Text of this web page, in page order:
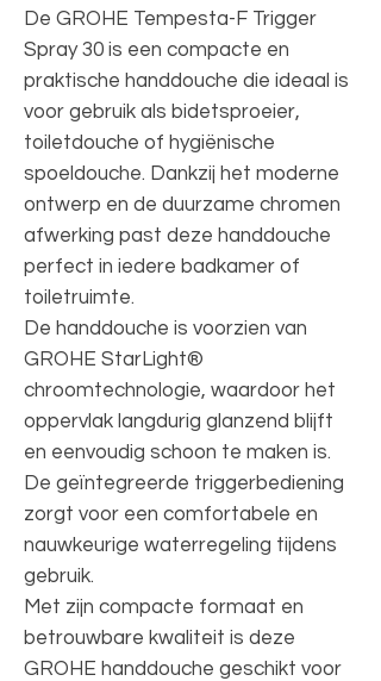
De GROHE Tempesta-F Trigger
Spray 30 is een compacte en
praktische handdouche die ideaal is
voor gebruik als bidetsproeier,
toiletdouche of hygiënische
spoeldouche. Dankzij het moderne
ontwerp en de duurzame chromen
afwerking past deze handdouche
perfect in iedere badkamer of
toiletruimte.
De handdouche is voorzien van
GROHE StarLight®
chroomtechnologie, waardoor het
oppervlak langdurig glanzend blijft
en eenvoudig schoon te maken is.
De geïntegreerde triggerbediening
zorgt voor een comfortabele en
nauwkeurige waterregeling tijdens
gebruik.
Met zijn compacte formaat en
betrouwbare kwaliteit is deze
GROHE handdouche geschikt voor